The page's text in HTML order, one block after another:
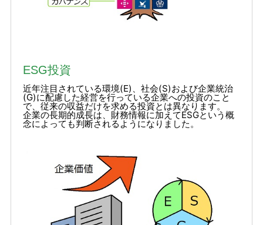
ESG投資
近年注目されている環境(E)、社会(S)および企業統治
(G)に配慮した経営を行っている企業への投資のこと
で、従来の収益だけを求める投資とは異なります。
企業の長期的成長は、財務情報に加えてESGという概
念によっても判断されるようになりました。